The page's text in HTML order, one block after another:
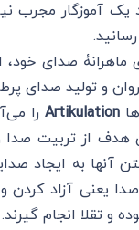
آموزگار مجرب
ماهرانۀ صدای
و تولید صدای
Artikulation را
از تربیت صدا
آنها به ایجاد
یعنی آزاد
و تقلا انجام گیرند.